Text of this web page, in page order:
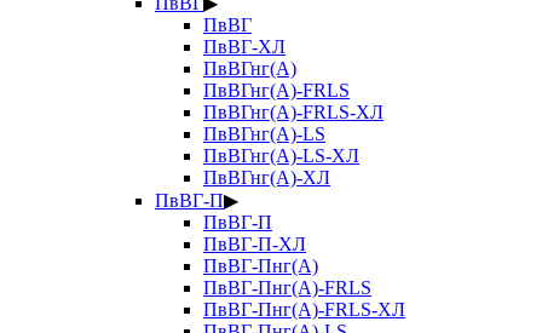
ПвВГ
ПвВГ-ХЛ
ПвВГнг(А)
ПвВГнг(А)-FRLS
ПвВГнг(А)-FRLS-ХЛ
ПвВГнг(А)-LS
ПвВГнг(А)-LS-ХЛ
ПвВГнг(А)-ХЛ
ПвВГ-П▶
ПвВГ-П
ПвВГ-П-ХЛ
ПвВГ-Пнг(А)
ПвВГ-Пнг(А)-FRLS
ПвВГ-Пнг(А)-FRLS-ХЛ